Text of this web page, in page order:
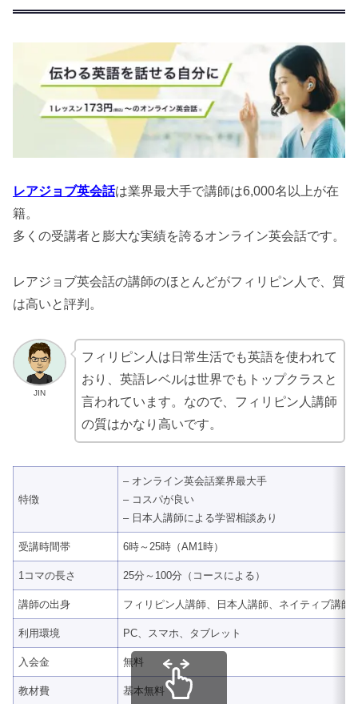
レアジョブ英会話は業界最大手で講師は6,000名以上が在
籍。
多くの受講者と膨大な実績を誇るオンライン英会話です。
レアジョブ英会話の講師のほとんどがフィリピン人で、質
は高いと評判。
JIN
フィリピン人は日常生活でも英語を使われて
おり、英語レベルは世界でもトップクラスと
言われています。なので、フィリピン人講師
の質はかなり高いです。
特徴
– オンライン英会話業界最大手
– コスパが良い
– 日本人講師による学習相談あり
受講時間帯 6時～25時（AM1時）
1コマの長さ 25分～100分（コースによる）
講師の出身 フィリピン人講師、日本人講師、ネイティブ講師
利用環境 PC、スマホ、タブレット
入会金 無料
教材費 基本無料